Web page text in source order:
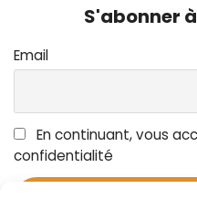
S'abonner
Email
En continuant, vous
confidentialité